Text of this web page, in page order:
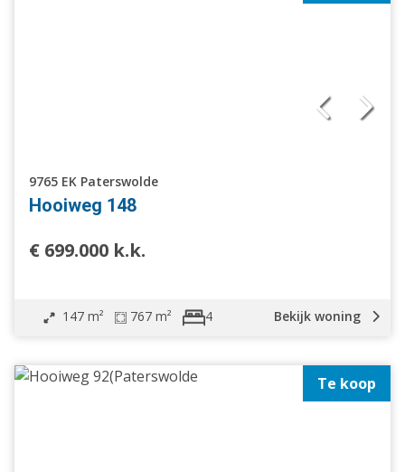
9765 EK Paterswolde
Hooiweg 148
€ 699.000 k.k.
147 m² 767 m² 4 Bekijk woning
Te koop